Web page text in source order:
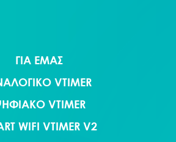
ΓΙΑ ΕΜΑΣ
VTIMER
VTIMER
WIFI VTIMER V2